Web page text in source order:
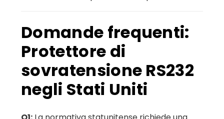
Domande frequenti:
Protettore di
sovratensione RS232
negli Stati Uniti